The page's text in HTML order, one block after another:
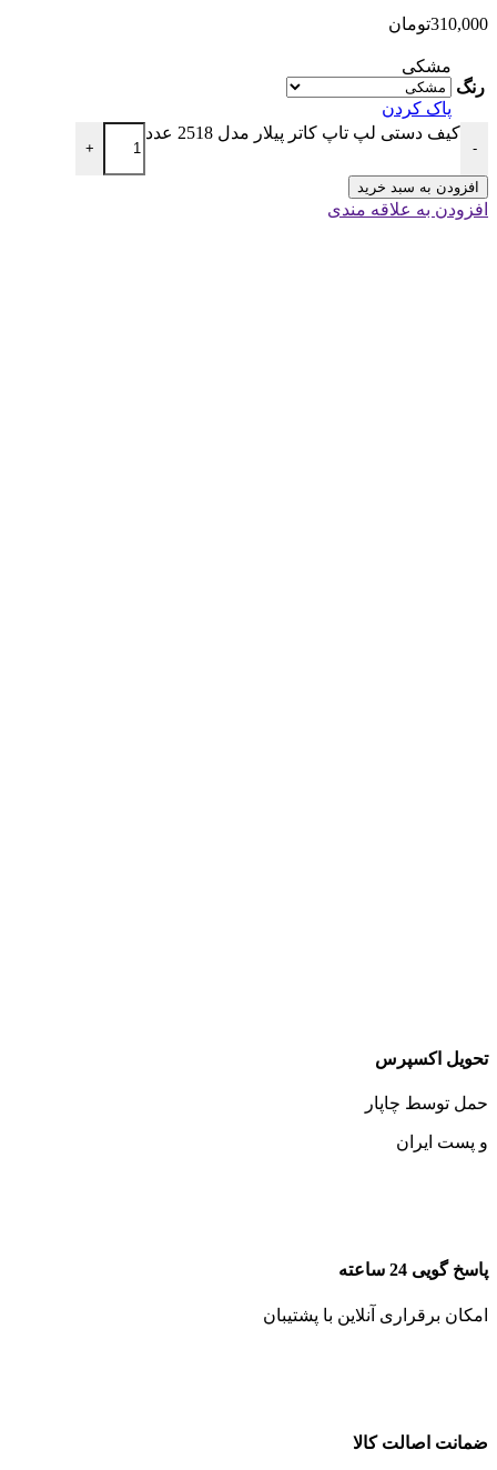
310,000تومان
رنگ
مشکی
پاک کردن
-
کیف دستی لپ تاپ کاتر پیلار مدل 2518 عدد
+
افزودن به سبد خرید
افزودن به علاقه مندی
تحویل اکسپرس
حمل توسط چاپار
و پست ایران
پاسخ گویی 24 ساعته
امکان برقراری آنلاین با پشتیبان
ضمانت اصالت کالا